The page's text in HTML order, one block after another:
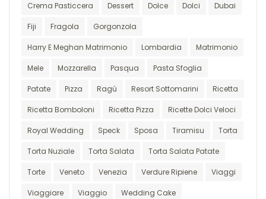
Crema Pasticcera Dessert Dolce Dolci Dubai
Fiji Fragola Gorgonzola
Harry E Meghan Matrimonio Lombardia Matrimonio
Mele Mozzarella Pasqua Pasta Sfoglia
Patate Pizza Ragù Resort Sottomarini Ricetta
Ricetta Bomboloni Ricetta Pizza Ricette Dolci Veloci
Royal Wedding Speck Sposa Tiramisu Torta
Torta Nuziale Torta Salata Torta Salata Patate
Torte Veneto Venezia Verdure Ripiene Viaggi
Viaggiare Viaggio Wedding Cake